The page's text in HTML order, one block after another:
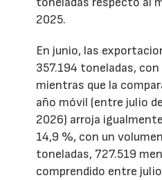
2025.
En junio, las
357.194 toneladas,
mientras que la
año móvil (entre julio
2026) arroja
14,9 %, con un
toneladas, 727.519
comprendido entre